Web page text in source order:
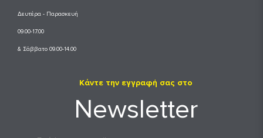
Δευτέρα - Παρασκευή
09.00-17.00
& Σάββατο 09.00-14.00
Κάντε την εγγραφή σας στο
Newsletter